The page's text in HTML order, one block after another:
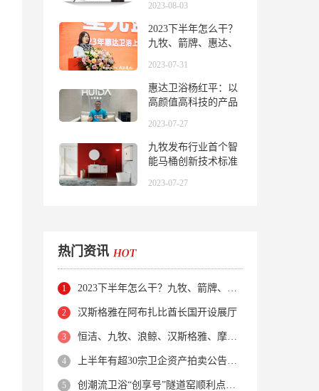
2023-08-03
2023下半年怎么干？
九牧、箭牌、惠达、
2023-07-31
惠达卫浴杨红平：以
高颜值高科技的产品
2023-07-27
九牧发布行业首个智
能马桶创新技术标准
2023-07-27
热门资讯
2023下半年怎么干？九牧、箭牌、惠达、东鹏整装卫浴…这样说
汉斯格雅在阿布扎比酋长国开设展厅
恒洁、九牧、浪鲸、汉斯格雅、摩恩、科勒、骊住...广州卫博会上最火爆的品牌
上半年有超30宗卫企资产拍卖公告；多地卖场倒闭、商铺流拍
创潮流卫浴“创享号”隧道窑顺利点火投产！